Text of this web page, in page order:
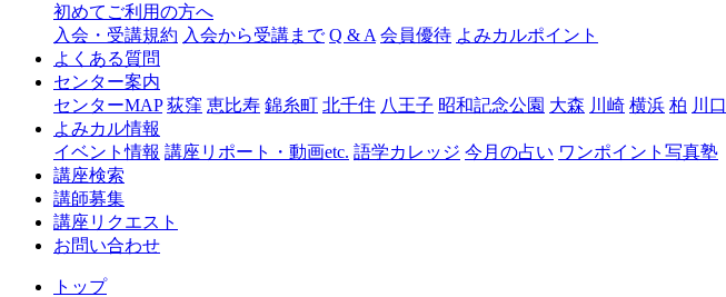
ャ
川
崎
初めてご利用の方へ
入会・受講規約 入会から受講まで Q & A 会員優待 よみカルポイント
よくある質問
センター案内
センターMAP 荻窪 恵比寿 錦糸町 北千住 八王子 昭和記念公園 大森 川崎 横浜 柏 川口
よみカル情報
イベント情報 講座リポート・動画etc. 語学カレッジ 今月の占い ワンポイント写真塾
講座検索
講師募集
講座リクエスト
お問い合わせ
トップ